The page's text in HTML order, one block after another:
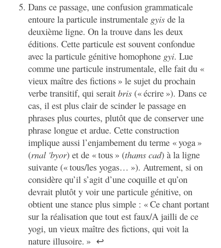
Dans ce passage, une confusion grammaticale
entoure la particule instrumentale gyis de la
deuxième ligne. On la trouve dans les deux
éditions. Cette particule est souvent confondue
avec la particule génitive homophone gyi. Lue
comme une particule instrumentale, elle fait du «
vieux maître des fictions » le sujet du prochain
verbe transitif, qui seraitbris (« écrire »). Dans ce
cas, il est plus clair de scinder le passage en
phrases plus courtes, plutôt que de conserver une
phrase longue et ardue. Cette construction
implique aussi l’enjambement du terme « yoga »
(rnal 'byor) et de « tous » (thams cad) à la ligne
suivante (« tous/les yogas… »). Autrement, si on
considère qu’il s’agit d’une coquille et qu’on
devrait plutôt y voir une particule génitive, on
obtient une stance plus simple : « Ce chant portant
sur la réalisation que tout est faux/A jailli de ce
yogi, un vieux maître des fictions, qui voit la
nature illusoire. » ↩